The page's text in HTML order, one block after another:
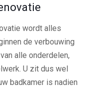
wordt alles
de verbouwing
alle onderdelen,
U zit dus wel
badkamer is nadien